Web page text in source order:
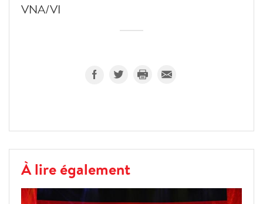
VNA/VI
À lire également